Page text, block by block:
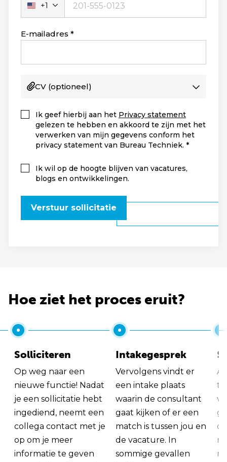
Verenigde
Staten
+1
+1
E-mailadres
CV (optioneel)
Ik geef hierbij aan het Privacy statement
gelezen te hebben en akkoord te zijn met het
verwerken van mijn gegevens conform het
privacy statement van Bureau Techniek.
Ik wil op de hoogte blijven van vacatures,
blogs en ontwikkelingen.
Verstuur sollicitatie
Hoe ziet het proces eruit?
Solliciteren
Op weg naar een
nieuwe functie! Nadat
je een sollicitatie hebt
ingediend, neemt een
collega contact met je
op om je meer
informatie te geven
Intakegesprek
Vervolgens vindt er
een intake plaats
waarin de consultant
gaat kijken of er een
match is tussen jou en
de vacature. In
sommige gevallen